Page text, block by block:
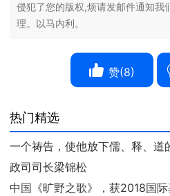
侵犯了您的版权,烦请发邮件通知我
理。以马内利。
赞(8)
热门精选
一个祷告，使他放下儒、释、道
政司司长梁锦松
中国《旷野之歌》，获2018国